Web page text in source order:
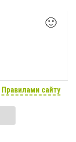
🙂
Правилами сайту